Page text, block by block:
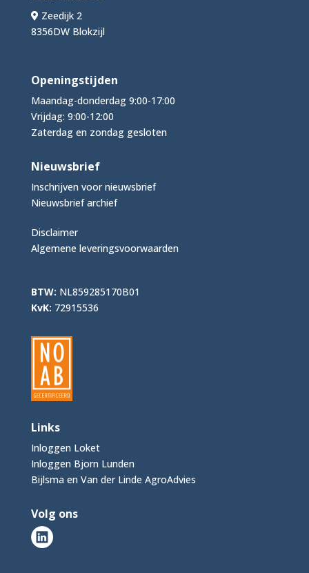
Zeedijk 2
8356DW Blokzijl
Openingstijden
Maandag-donderdag 9:00-17:00
Vrijdag: 9:00-12:00
Zaterdag en zondag gesloten
Nieuwsbrief
Inschrijven voor nieuwsbrief
Nieuwsbrief archief
Disclaimer
Algemene leveringsvoorwaarden
BTW: NL859285170B01
KvK: 72915536
Links
Inloggen Loket
Inloggen Bjorn Lunden
Bijlsma en Van der Linde AgroAdvies
Volg ons